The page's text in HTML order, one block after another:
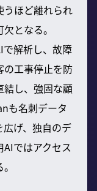
うほど離れられ
となる。
で解析し、故障
の工事停止を防
結し、強固な顧
も名刺データ
げ、独自のデ
ではアクセス